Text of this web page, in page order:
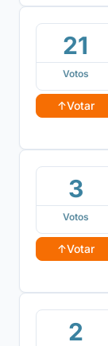
21
Votos
↑Votar
3
Votos
↑Votar
2